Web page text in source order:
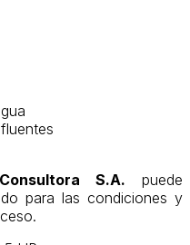
S.A. puede
para las condiciones y